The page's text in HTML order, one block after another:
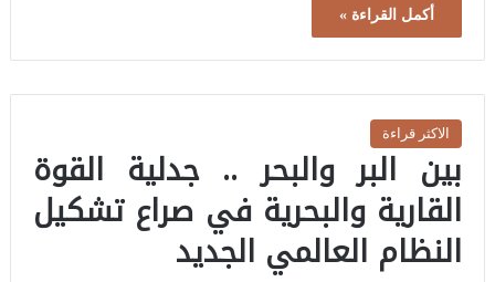
أكمل القراءة »
الاكثر قراءة
بين البر والبحر .. جدلية القوة
القارية والبحرية في صراع تشكيل
النظام العالمي الجديد